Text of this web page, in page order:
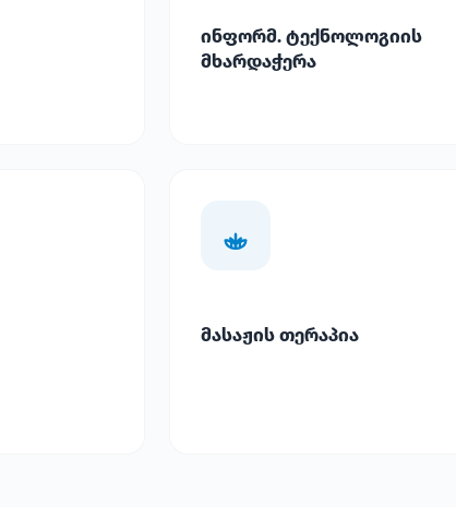
ინფორმ. ტექნოლოგიის
მხარდაჭერა
მასაჟის თერაპია